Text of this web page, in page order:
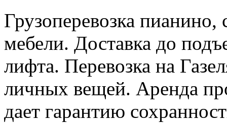
Грузоперевозка
мебели. Доставка до
лифта. Перевозка на
личных вещей. Аренда
дает гарантию